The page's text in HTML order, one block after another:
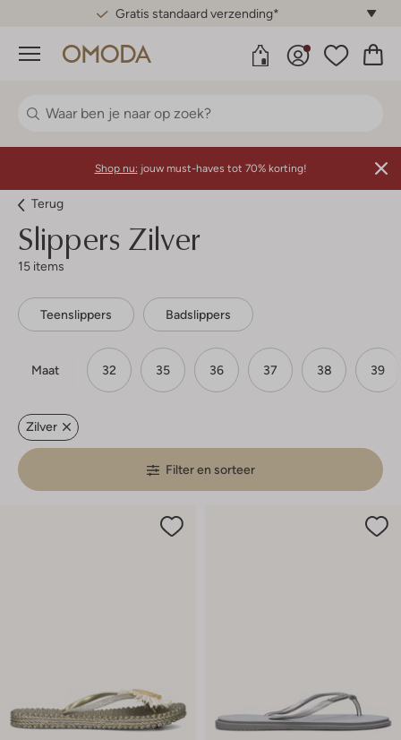
Gratis standaard verzending*
Menu
Shop nu: jouw must-haves tot 70% korting!
Terug
Slippers Zilver
15 items
Teenslippers Badslippers
Maat 32 35 36 37 38 39
Zilver
Filter en sorteer